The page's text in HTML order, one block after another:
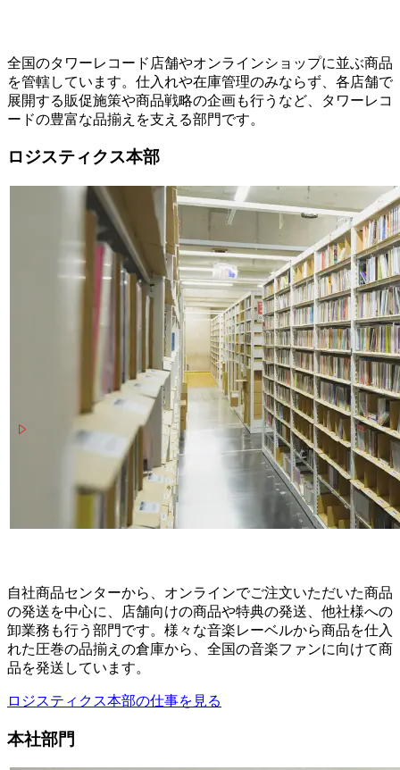
全国のタワーレコード店舗やオンラインショップに並ぶ商品
を管轄しています。仕入れや在庫管理のみならず、各店舗で
展開する販促施策や商品戦略の企画も行うなど、タワーレコ
ードの豊富な品揃えを支える部門です。
ロジスティクス本部
自社商品センターから、オンラインでご注文いただいた商品
の発送を中心に、店舗向けの商品や特典の発送、他社様への
卸業務も行う部門です。様々な音楽レーベルから商品を仕入
れた圧巻の品揃えの倉庫から、全国の音楽ファンに向けて商
品を発送しています。
ロジスティクス本部の仕事を見る
本社部門